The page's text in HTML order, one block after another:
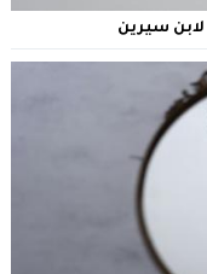
لابن سيرين